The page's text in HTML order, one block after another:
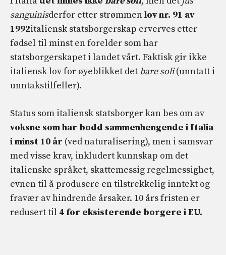
sanguinisderfor etter strømmenlov nr. 91 av
1992italiensk statsborgerskap erverves etter
fødsel til minst en forelder som har
statsborgerskapet i landet vårt. Faktisk gir ikke
italiensk lov for øyeblikket detbare soli(unntatt i
unntakstilfeller).
Status som italiensk statsborger kan bes om av
voksne som har bodd sammenhengende i Italia
i minst 10 år (ved naturalisering), men i samsvar
med visse krav, inkludert kunnskap om det
italienske språket, skattemessig regelmessighet,
evnen til å produsere en tilstrekkelig inntekt og
fravær av hindrende årsaker. 10 års fristen er
redusert til 4 for eksisterende borgere i EU.